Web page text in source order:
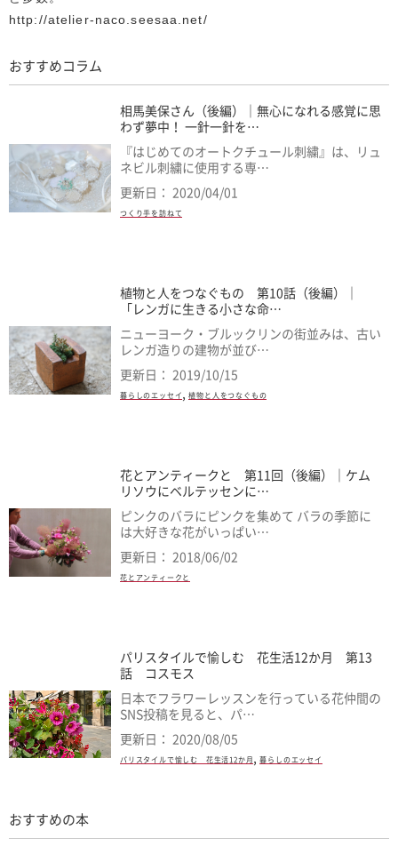
http://atelier-naco.seesaa.net/
おすすめコラム
相馬美保さん（後編）｜無心になれる感覚に思
わず夢中！ 一針一針を…
『はじめてのオートクチュール刺繍』は、リュ
ネビル刺繍に使用する専…
更新日： 2020/04/01
つくり手を訪ねて
植物と人をつなぐもの 第10話（後編）｜
「レンガに生きる小さな命…
ニューヨーク・ブルックリンの街並みは、古い
レンガ造りの建物が並び…
更新日： 2019/10/15
暮らしのエッセイ ,植物と人をつなぐもの
花とアンティークと 第11回（後編）｜ケム
リソウにベルテッセンに…
ピンクのバラにピンクを集めて バラの季節に
は大好きな花がいっぱい…
更新日： 2018/06/02
花とアンティークと
パリスタイルで愉しむ 花生活12か月 第13
話 コスモス
日本でフラワーレッスンを行っている花仲間の
SNS投稿を見ると、パ…
更新日： 2020/08/05
パリスタイルで愉しむ 花生活12か月 ,暮らしのエッセイ
おすすめの本